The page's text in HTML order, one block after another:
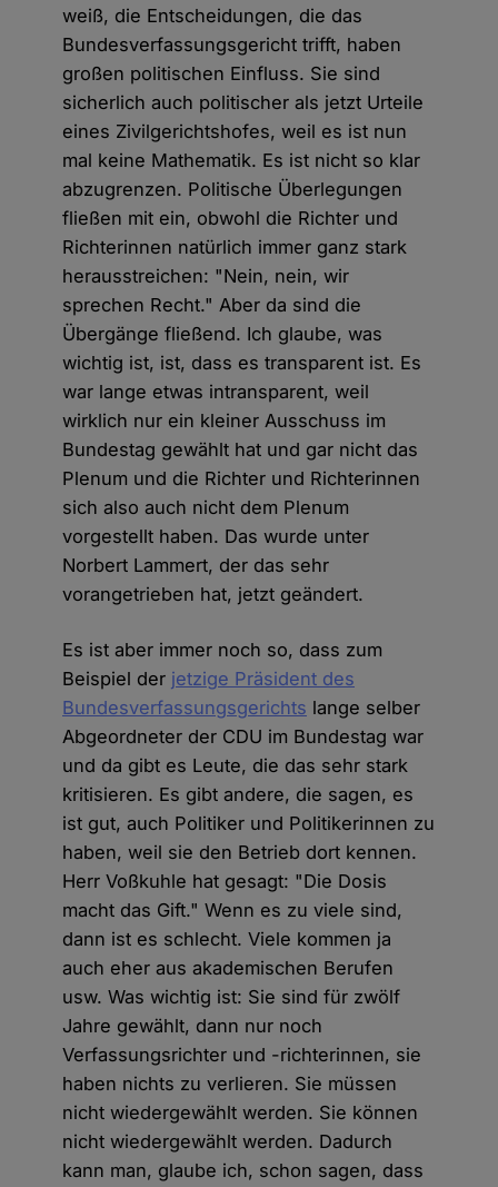
weiß, die Entscheidungen, die das
Bundesverfassungsgericht trifft, haben
großen politischen Einfluss. Sie sind
sicherlich auch politischer als jetzt Urteile
eines Zivilgerichtshofes, weil es ist nun
mal keine Mathematik. Es ist nicht so klar
abzugrenzen. Politische Überlegungen
fließen mit ein, obwohl die Richter und
Richterinnen natürlich immer ganz stark
herausstreichen: "Nein, nein, wir
sprechen Recht." Aber da sind die
Übergänge fließend. Ich glaube, was
wichtig ist, ist, dass es transparent ist. Es
war lange etwas intransparent, weil
wirklich nur ein kleiner Ausschuss im
Bundestag gewählt hat und gar nicht das
Plenum und die Richter und Richterinnen
sich also auch nicht dem Plenum
vorgestellt haben. Das wurde unter
Norbert Lammert, der das sehr
vorangetrieben hat, jetzt geändert.
Es ist aber immer noch so, dass zum
Beispiel der jetzige Präsident des
Bundesverfassungsgerichts lange selber
Abgeordneter der CDU im Bundestag war
und da gibt es Leute, die das sehr stark
kritisieren. Es gibt andere, die sagen, es
ist gut, auch Politiker und Politikerinnen zu
haben, weil sie den Betrieb dort kennen.
Herr Voßkuhle hat gesagt: "Die Dosis
macht das Gift." Wenn es zu viele sind,
dann ist es schlecht. Viele kommen ja
auch eher aus akademischen Berufen
usw. Was wichtig ist: Sie sind für zwölf
Jahre gewählt, dann nur noch
Verfassungsrichter und -richterinnen, sie
haben nichts zu verlieren. Sie müssen
nicht wiedergewählt werden. Sie können
nicht wiedergewählt werden. Dadurch
kann man, glaube ich, schon sagen, dass